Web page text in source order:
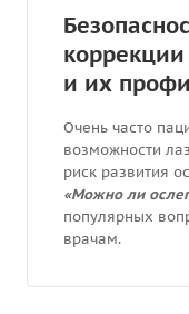
и их
Очень часто
возможности
риск развития
«Можно ли
популярных
врачам.